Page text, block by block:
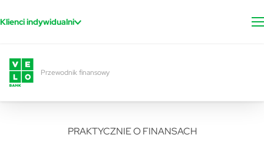
Klienci indywidualni
Przewodnik finansowy
PRAKTYCZNIE O FINANSACH